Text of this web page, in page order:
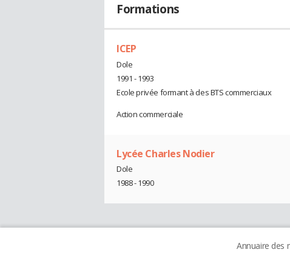
Formations
ICEP
Dole
1991 - 1993
Ecole privée formant à des BTS commerciaux
Action commerciale
Lycée Charles Nodier
Dole
1988 - 1990
Annuaire des